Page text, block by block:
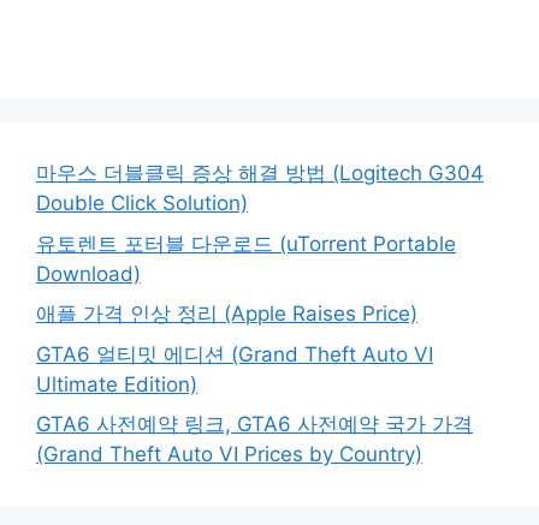
마우스 더블클릭 증상 해결 방법 (Logitech G304
Double Click Solution)
유토렌트 포터블 다운로드 (uTorrent Portable
Download)
애플 가격 인상 정리 (Apple Raises Price)
GTA6 얼티밋 에디션 (Grand Theft Auto VI
Ultimate Edition)
GTA6 사전예약 링크, GTA6 사전예약 국가 가격
(Grand Theft Auto VI Prices by Country)